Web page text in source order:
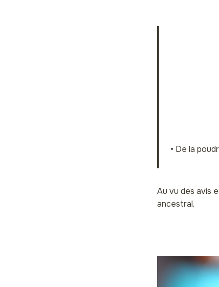
• De la
Au vu des avis
ancestral.